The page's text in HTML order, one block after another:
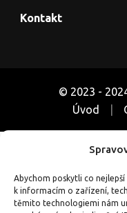
Abychom poskytli co
k informacím o zařízení,
těmito technologiemi nám
Kontakt
© 2023 -
Úvod
Související
CoUvarime.cz
|